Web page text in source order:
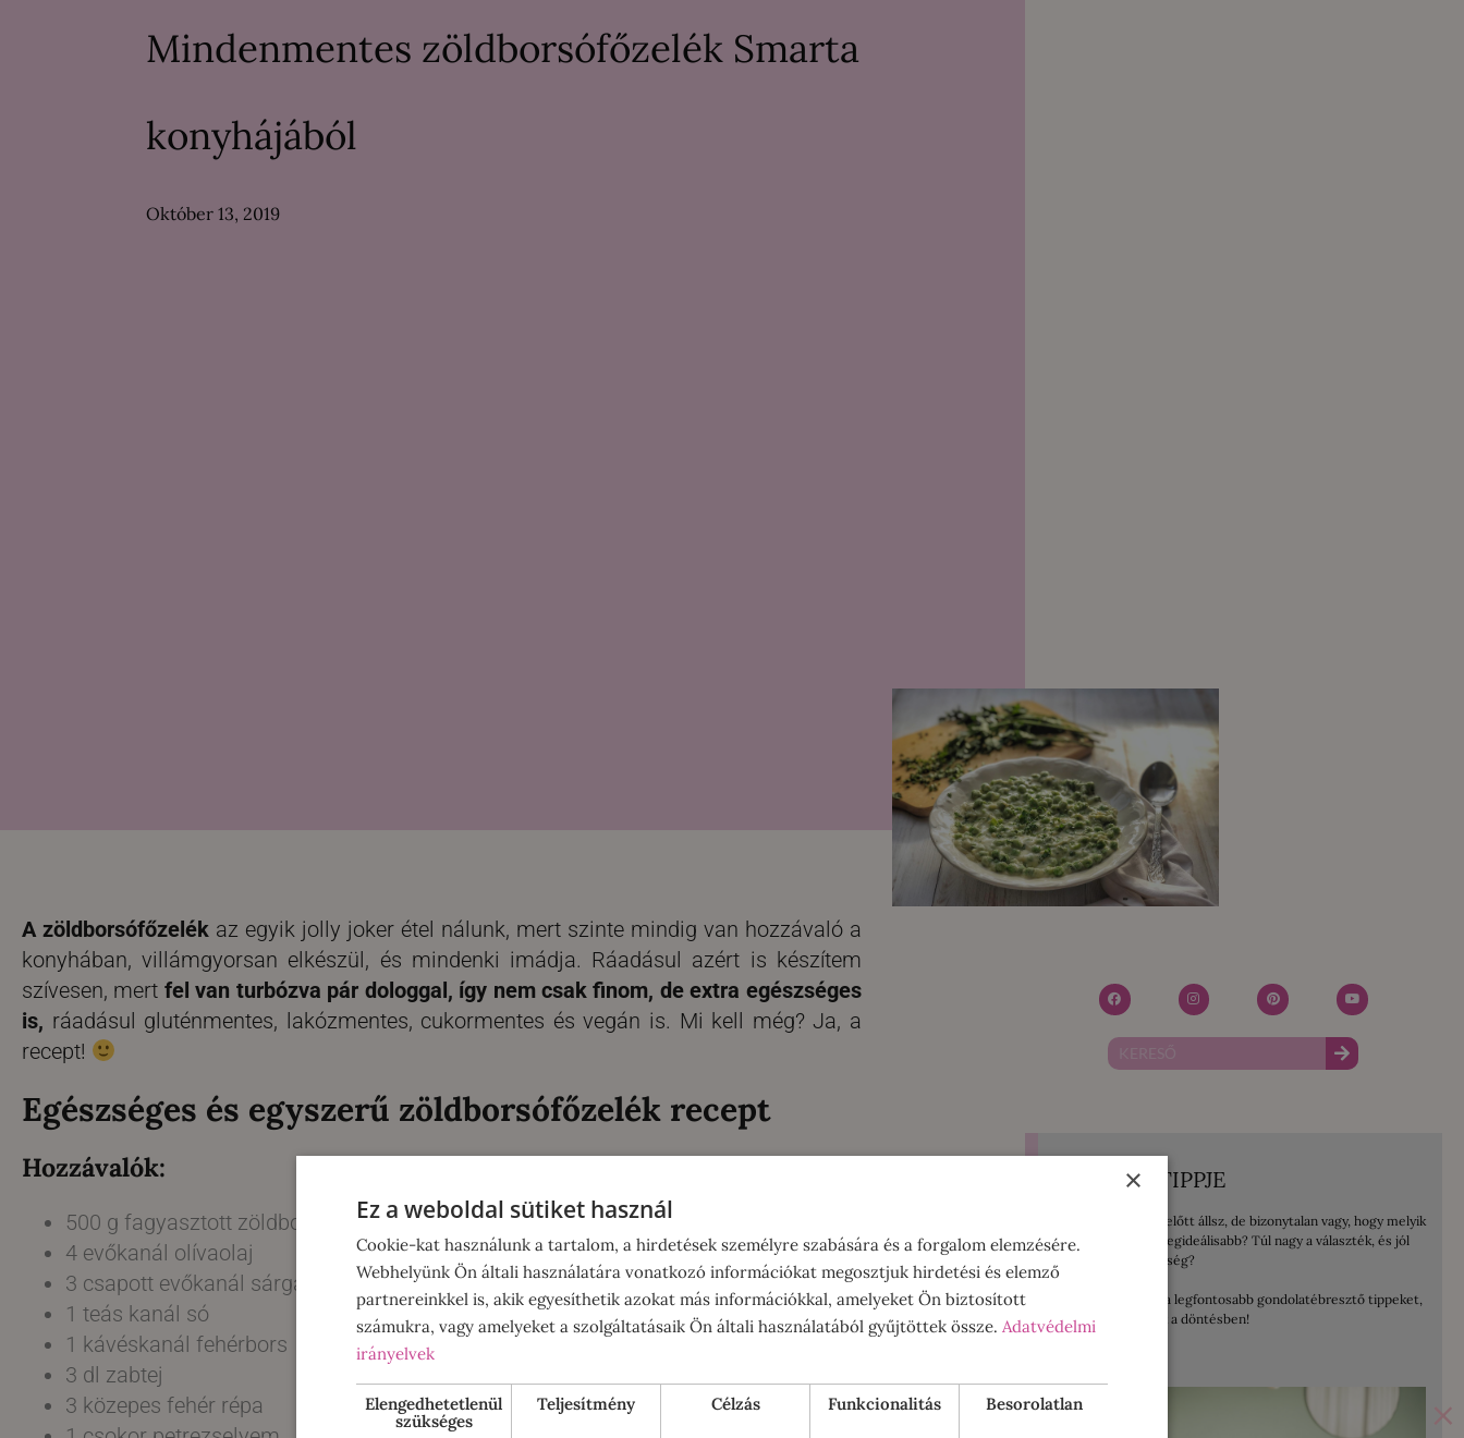
Mindenmentes zöldborsófőzelék Smarta
konyhájából
Október 13, 2019
A zöldborsófőzelékaz egyik jolly joker étel nálunk, mert szinte mindig van hozzávaló a
konyhában, villámgyorsan elkészül, és mindenki imádja. Ráadásul azért is készítem
szívesen, mert fel van turbózva pár dologgal, így nem csak finom, de extra egészséges
is, ráadásul gluténmentes, lakózmentes, cukormentes és vegán is. Mi kell még? Ja, a
recept!
Egészséges és egyszerű zöldborsófőzelék recept
Hozzávalók:
500 g fagyasztott zöldborsó
4 evőkanál olívaolaj
3 csapott evőkanál sárgaborsóliszt
1 teás kanál só
1 kávéskanál fehérbors
3 dl zabtej
3 közepes fehér répa
A HÓNAP TIPPJE
Mosógép vásárlás előtt állsz, de bizonytalan vagy, hogy melyik
lenne számodra a legideálisabb? Túl nagy a választék, és jól
jönne egy kis segítség?
Összegyűjtöttem a legfontosabb gondolatébresztő tippeket,
amelyek segítenek a döntésben!
×
×
Ez a weboldal sütiket használ
Cookie-kat használunk a tartalom, a hirdetések személyre szabására és a forgalom elemzésére.
Webhelyünk Ön általi használatára vonatkozó információkat megosztjuk hirdetési és elemző
partnereinkkel is, akik egyesíthetik azokat más információkkal, amelyeket Ön biztosított
számukra, vagy amelyeket a szolgáltatásaik Ön általi használatából gyűjtöttek össze. Adatvédelmi
irányelvek
Elengedhetetlenül
szükséges
Teljesítmény Célzás Funkcionalitás Besorolatlan